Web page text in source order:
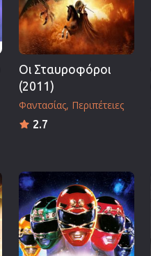
Οι Σταυροφόροι
(2011)
Φαντασίας Περιπέτειες
2.7